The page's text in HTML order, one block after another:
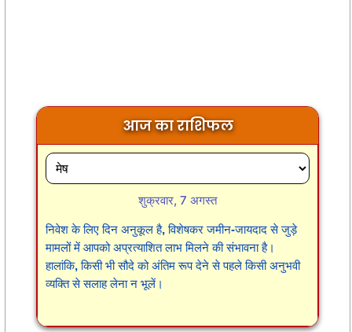
आज का राशिफल
शुक्रवार, 7 अगस्त
निवेश के लिए दिन अनुकूल है, विशेषकर जमीन-जायदाद से जुड़े
मामलों में आपको अप्रत्याशित लाभ मिलने की संभावना है।
हालांकि, किसी भी सौदे को अंतिम रूप देने से पहले किसी अनुभवी
व्यक्ति से सलाह लेना न भूलें।